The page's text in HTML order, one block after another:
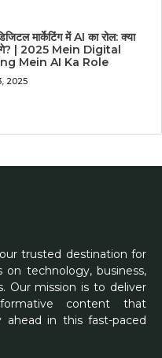
मार्केटिंग में AI का रोल: क्या
| 2025 Mein Digital
Mein AI Ka Role
2025
trusted destination for
technology, business,
Our mission is to deliver
content that
in this fast-paced